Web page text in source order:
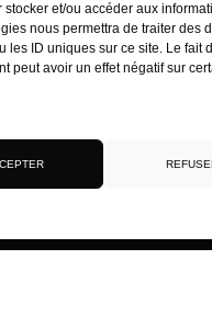
stocker et/ou accéder aux
nous permettra de traiter des
les ID uniques sur ce site. Le fait
peut avoir un effet négatif sur
des nouveaux
des événements et